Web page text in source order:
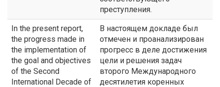
преступления.
In the present report,
the progress made in
the implementation of
the goal and objectives
of the Second
International Decade of
В настоящем докладе был
отмечен и проанализирован
прогресс в деле достижения
цели и решения задач
второго Международного
десятилетия коренных